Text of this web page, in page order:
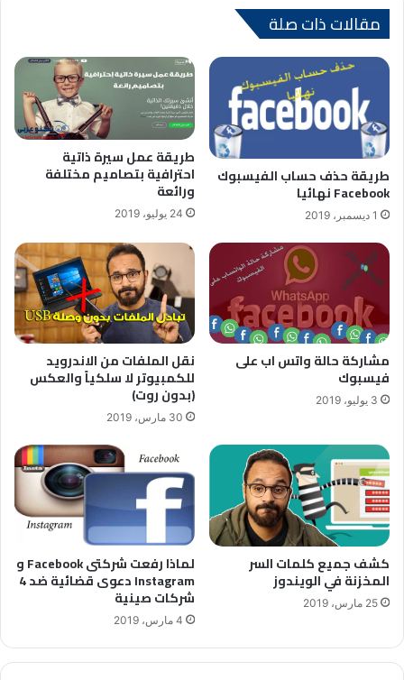
ب
مقالات ذات صلة
طريقة حذف حساب الفيسبوك
Facebook نهائيا
1 ديسمبر، 2019
طريقة عمل سيرة ذاتية
احترافية بتصاميم مختلفة
ورائعة
24 يوليو، 2019
مشاركة حالة واتس اب على
فيسبوك
3 يوليو، 2019
نقل الملفات من الاندرويد
للكمبيوتر لا سلكياً والعكس
(بدون روت)
30 مارس، 2019
كشف جميع كلمات السر
المخزنة في الويندوز
25 مارس، 2019
لماذا رفعت شركتى Facebook و
Instagram دعوى قضائية ضد 4
شركات صينية
4 مارس، 2019